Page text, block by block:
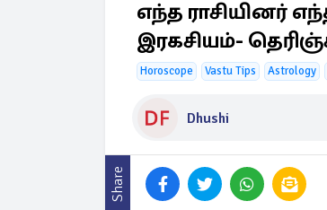
எந்த ராசியினர்
இரகசியம்-
Horoscope Vastu Tips Astrology
Dhushi
Share